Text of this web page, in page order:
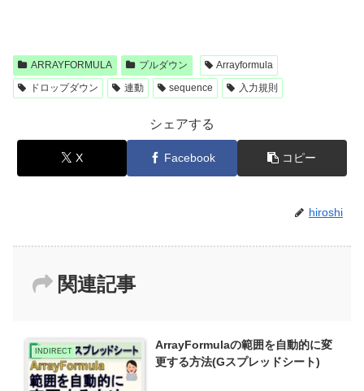
ARRAYFORMULA プルダウン
Arrayformula
ドロップダウン
連動 sequence 入力規則
シェアする
X Facebook コピー
hiroshi
関連記事
INDIRECT
ArrayFormulaの範囲を自動的に変
更する方法(Gスプレッドシート)